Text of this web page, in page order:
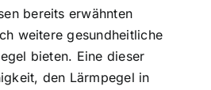
bereits erwähnten
weitere gesundheitliche
bieten. Eine dieser
den Lärmpegel in